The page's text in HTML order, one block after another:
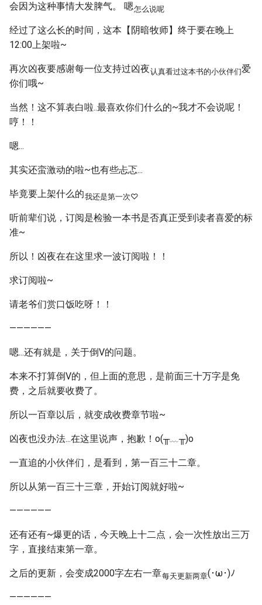
会因为这种事情大发脾气。 嗯怎么说呢
经过了这么长的时间，这本【阴暗牧师】终于要在晚上
12:00上架啦~
再次凶夜要感谢每一位支持过凶夜认真看过这本书的小伙伴们爱
你们哦~
当然！这不算表白啦..最喜欢你们什么的~我才不会说呢！
哼！！
嗯...
其实还蛮激动的啦~也有些忐忑...
毕竟要上架什么的我还是第一次♡
听前辈们说，订阅是检验一本书是否真正受到读者喜爱的标
准~
所以！凶夜在在这里求一波订阅啦！！
求订阅啦~
请老爷们赏口饭吃呀！！
——————
嗯...还有就是，关于倒V的问题。
本来不打算倒V的，但上面的意思，是前面三十万字是免
费，之后就要收费了。
所以一百章以后，就变成收费章节啦~
凶夜也没办法...在这里说声，抱歉！o(╥﹏╥)o
一直追的小伙伴们，是看到，第一百三十二章。
所以从第一百三十三章，开始订阅就好啦~
——————
还有还有~爆更的话，今天晚上十二点，会一次性放出三万
字，直接结束第一章。
之后的更新，会变成2000字左右一章每天更新两章(･ω･)ﾉ
——————